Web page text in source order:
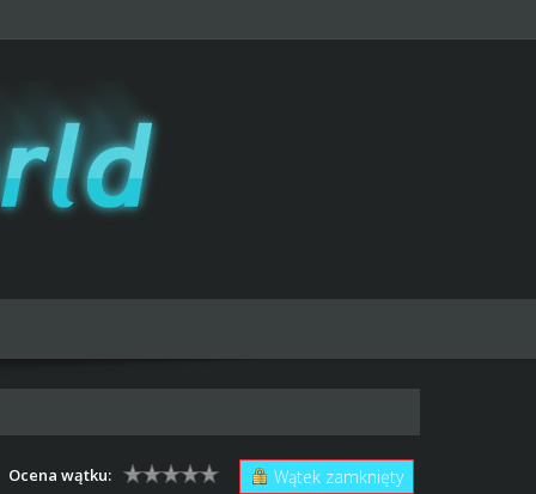
Wątek zamknięty
Ocena wątku: